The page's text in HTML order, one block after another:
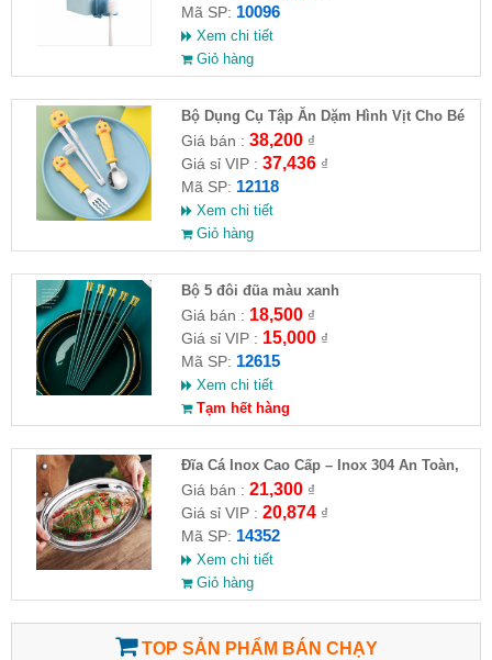
Mã SP: 10096
Xem chi tiết
Giỏ hàng
Bộ Dụng Cụ Tập Ăn Dặm Hình Vịt Cho Bé
Giá bán : 38,200₫
Giá sỉ VIP : 37,436₫
Mã SP: 12118
Xem chi tiết
Giỏ hàng
Bộ 5 đôi đũa màu xanh
Giá bán : 18,500₫
Giá sỉ VIP : 15,000₫
Mã SP: 12615
Xem chi tiết
Tạm hết hàng
Đĩa Cá Inox Cao Cấp – Inox 304 An Toàn,
Sang Trọng
Giá bán : 21,300₫
Giá sỉ VIP : 20,874₫
Mã SP: 14352
Xem chi tiết
Giỏ hàng
TOP SẢN PHẨM BÁN CHẠY